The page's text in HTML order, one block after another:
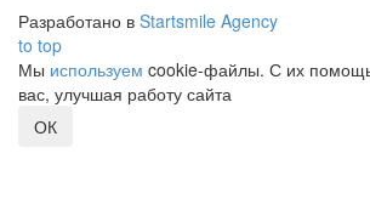
Разработано в Startsmile Agency
to top
Мы используем cookie-файлы. С их
вас, улучшая работу сайта
ОК